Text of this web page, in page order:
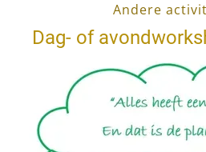
Andere
Dag- of